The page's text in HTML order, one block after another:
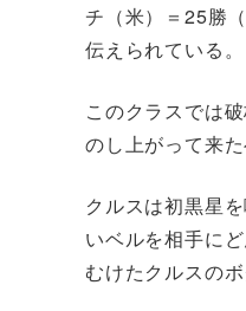
チ（米）＝25勝
伝えられている。
このクラスでは
のし上がって来
クルスは初黒星
いベルを相手に
むけたクルスの